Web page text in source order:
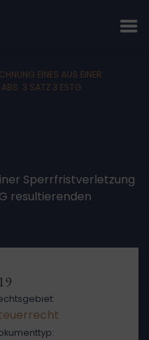
EINES AUS EINER
3 SATZ 3 ESTG R
Sperrfristverletzung
resultierenden